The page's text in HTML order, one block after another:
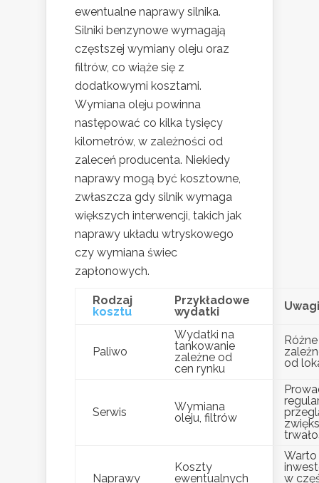
ewentualne naprawy silnika.
Silniki benzynowe wymagają
częstszej wymiany oleju oraz
filtrów, co wiąże się z
dodatkowymi kosztami.
Wymiana oleju powinna
następować co kilka tysięcy
kilometrów, w zależności od
zaleceń producenta. Niekiedy
naprawy mogą być kosztowne,
zwłaszcza gdy silnik wymaga
większych interwencji, takich jak
naprawy układu wtryskowego
czy wymiana świec
zapłonowych.
Rodzaj
kosztu
Przykładowe
wydatki
Uwagi
Paliwo
Wydatki na
tankowanie
zależne od
cen rynku
od
Serwis
Wymiana
oleju, filtrów
Naprawy
Koszty
ewentualnych
Warto
w